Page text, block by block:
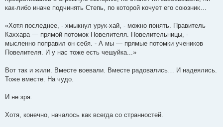
как-либо иначе подчинять Степь, по которой кочует его союзник…
«Хотя последнее, - хмыкнул урук-хай, - можно понять. Правитель
Каххара — прямой потомок Повелителя. Повелительницы, -
мысленно поправил он себя. - А мы — прямые потомки учеников
Повелителя. И у нас тоже есть чешуйка...»
Вот так и жили. Вместе воевали. Вместе радовались… И надеялись.
Тоже вместе. На чудо.
И не зря.
Хотя, конечно, началось как всегда со странностей.